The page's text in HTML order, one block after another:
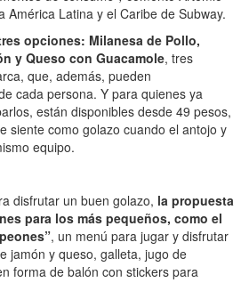
América Latina y el Caribe de Subway.
opciones: Milanesa de Pollo,
y Queso con Guacamole, tres
que, además, pueden
cada persona. Y para quienes ya
están disponibles desde 49 pesos,
siente como golazo cuando el antojo y
equipo.
disfrutar un buen golazo, la propuesta
para los más pequeños, como el
, un menú para jugar y disfrutar
jamón y queso, galleta, jugo de
forma de balón con stickers para